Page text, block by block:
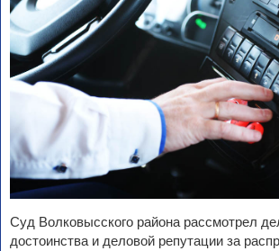
Суд Волковысского района рассмотрел
достоинства и деловой репутации за